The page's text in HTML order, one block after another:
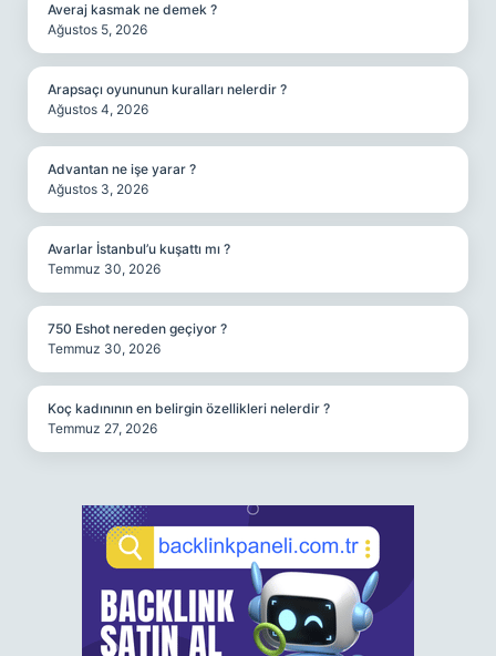
Averaj kasmak ne demek ?
Ağustos 5, 2026
Arapsaçı oyununun kuralları nelerdir ?
Ağustos 4, 2026
Advantan ne işe yarar ?
Ağustos 3, 2026
Avarlar İstanbul’u kuşattı mı ?
Temmuz 30, 2026
750 Eshot nereden geçiyor ?
Temmuz 30, 2026
Koç kadınının en belirgin özellikleri nelerdir ?
Temmuz 27, 2026